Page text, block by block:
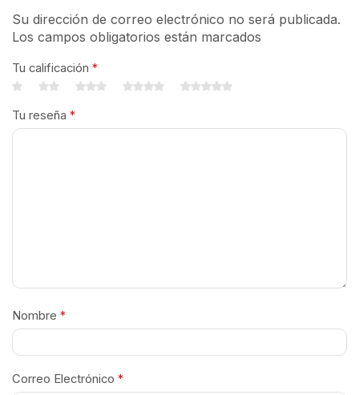
Su dirección de correo electrónico no será publicada.
Los campos obligatorios están marcados
Tu calificación *
Tu reseña *
Nombre *
Correo Electrónico *